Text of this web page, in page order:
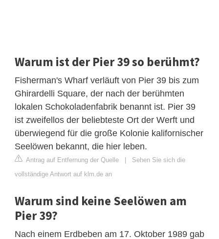
Warum ist der Pier 39 so berühmt?
Fisherman's Wharf verläuft von Pier 39 bis zum
Ghirardelli Square, der nach der berühmten
lokalen Schokoladenfabrik benannt ist. Pier 39
ist zweifellos der beliebteste Ort der Werft und
überwiegend für die große Kolonie kalifornischer
Seelöwen bekannt, die hier leben.
Antrag auf Entfernung der Quelle
Sehen Sie sich die
vollständige Antwort auf klm.de an
Warum sind keine Seelöwen am
Pier 39?
Nach einem Erdbeben am 17. Oktober 1989 gab